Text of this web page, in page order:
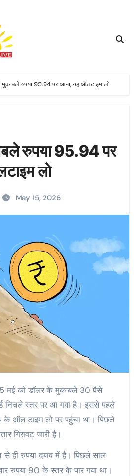
रुपया 95.94 पर आया, यह ऑलटाइम लो
रुपया 95.94 पर
लो
May 15, 2026
मई को डॉलर के मुकाबले 30 पैसे
निचले स्तर पर आ गया है। इससे पहले
के ऑल टाइम लो पर पहुंचा था। पिछले
गिरावट जारी है।
रुपया दबाव में है। पिछले साल
रुपया 90 के स्तर के पार गया था।